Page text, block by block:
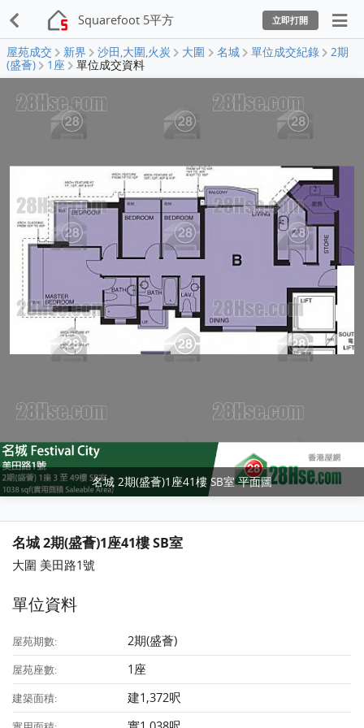
Squarefoot 5平方 立即打開
屋苑成交 新界 沙田,大圍,火炭 大圍 名城 單位成交紀錄
2期
(盛薈)
1座 單位成交資料
名城 2期(盛薈)1座41樓 SB室 平面圖
名城 2期(盛薈)1座41樓 SB室
大圍 美田路1號
單位資料
屋苑期數: 2期(盛薈)
屋苑座數: 1座
建築面積: 建1,372呎